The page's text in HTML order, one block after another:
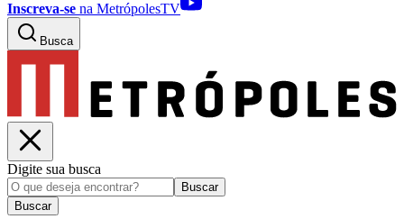
Inscreva-se na MetrópolesTV
Busca
Digite sua busca
Buscar
Buscar